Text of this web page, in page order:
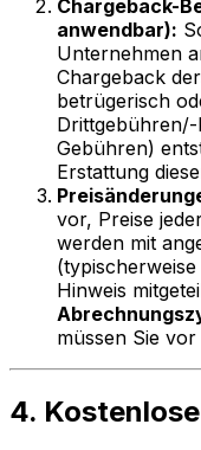
Chargeback-
anwendbar):
Unternehmen
Chargeback
betrügerisch
Gebühren)
Erstattung
vor, Preise
werden mit
Hinweis
müssen Sie
4.